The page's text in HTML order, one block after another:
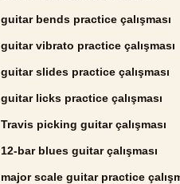
guitar bends practice çalışması
guitar vibrato practice çalışması
guitar slides practice çalışması
guitar licks practice çalışması
Travis picking guitar çalışması
12-bar blues guitar çalışması
major scale guitar practice